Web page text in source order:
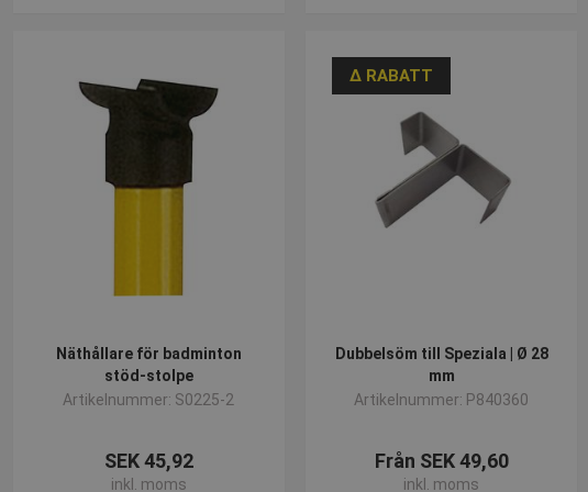
Näthållare för badminton
stöd-stolpe
Artikelnummer: S0225-2
SEK 45,92
inkl. moms
∆ RABATT
Dubbelsöm till Speziala | Ø 28
mm
Artikelnummer: P840360
Från SEK 49,60
inkl. moms